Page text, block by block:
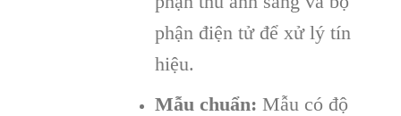
phận điện tử để xử lý tín
hiệu.
Mẫu chuẩn: Mẫu có độ